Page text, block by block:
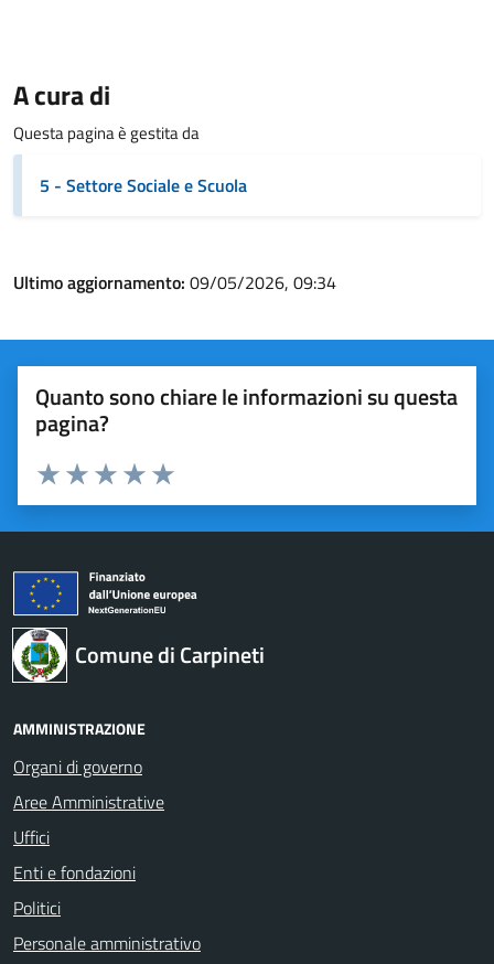
A cura di
Questa pagina è gestita da
5 - Settore Sociale e Scuola
Ultimo aggiornamento: 09/05/2026, 09:34
Quanto sono chiare le informazioni su questa
pagina?
Valuta 5 stelle su 5
Valuta 4 stelle su 5
Valuta 3 stelle su 5
Valuta 2 stelle su 5
Valuta 1 stelle su 5
Comune di Carpineti
AMMINISTRAZIONE
Organi di governo
Aree Amministrative
Uffici
Enti e fondazioni
Politici
Personale amministrativo